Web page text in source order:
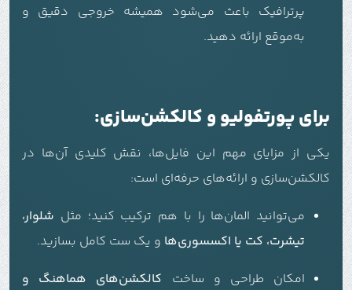
پرترافیک باعث می‌شود همیشه خروجی دقیق و
به‌موقع ارائه دهید.
برای پورتفولیو و کالکشن‌سازی:
یکی از مزایای مهم این فایل‌ها، نقش کلیدی آن‌ها در
کالکشن‌سازی و ارائه‌های حرفه‌ای است:
می‌توانید المان‌ها را با هم ترکیب کنید؛ مثل شلوار،
تیشرت، کت یا اکسسوری‌ها و یک ست کامل بسازید.
امکان طراحی و ساخت کالکشن‌های هماهنگ و